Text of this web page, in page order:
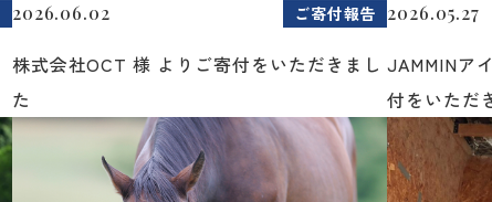
2026.06.02 ご寄付報告
株式会社OCT 様 よりご寄付をいただきまし
た
2026.05.27
JAMMINア
付をいただ